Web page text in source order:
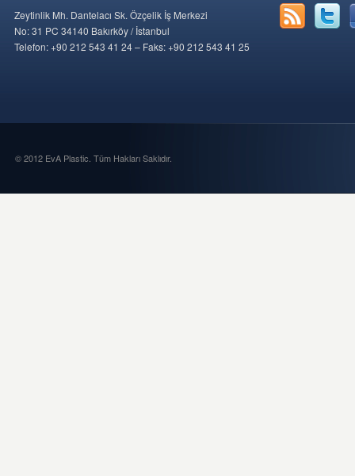
Zeytinlik Mh. Dantelacı Sk. Özçelik İş Merkezi
No: 31 PC 34140 Bakırköy / İstanbul
Telefon: +90 212 543 41 24 – Faks: +90 212 543 41 25
© 2012 EvA Plastic. Tüm Hakları Saklıdır.